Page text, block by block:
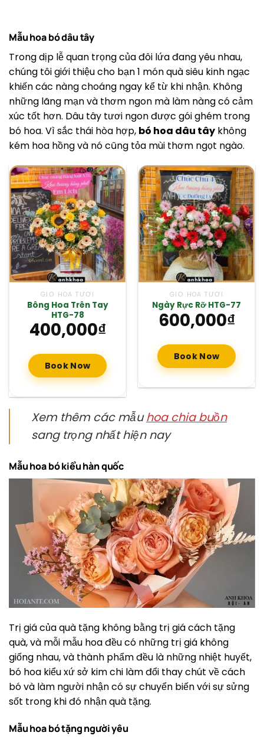
Mẫu hoa bó dâu tây
Trong dịp lễ quan trọng của đôi lứa đang yêu nhau,
chúng tôi giới thiệu cho bạn 1 món quà siêu kinh ngạc
khiến các nàng choáng ngay kể từ khi nhận. Không
những lãng mạn và thơm ngon mà làm nàng có cảm
xúc tốt hơn. Dâu tây tươi ngon được gói ghém trong
bó hoa. Vì sắc thái hòa hợp, bó hoa dâu tây không
kém hoa hồng và nó cũng tỏa mùi thơm ngọt ngào.
GIỎ HOA TƯƠI
Bông Hoa Trên Tay
HTG-78
400,000₫
Book Now
GIỎ HOA TƯƠI
Ngày Rực Rỡ HTG-77
600,000₫
Book Now
Xem thêm các mẫuhoa chia buồn
sang trọng nhất hiện nay
Mẫu hoa bó kiểu hàn quốc
Trị giá của quà tặng không bằng trị giá cách tặng
quà, và mỗi mẫu hoa đều có những trị giá không
giống nhau, và thành phẩm đều là những nhiệt huyết,
bó hoa kiểu xứ sở kim chi làm đổi thay chút về cách
bó và làm người nhận có sự chuyển biến với sự sửng
sốt trong khi đó nhận quà tặng.
Mẫu hoa bó tặng người yêu